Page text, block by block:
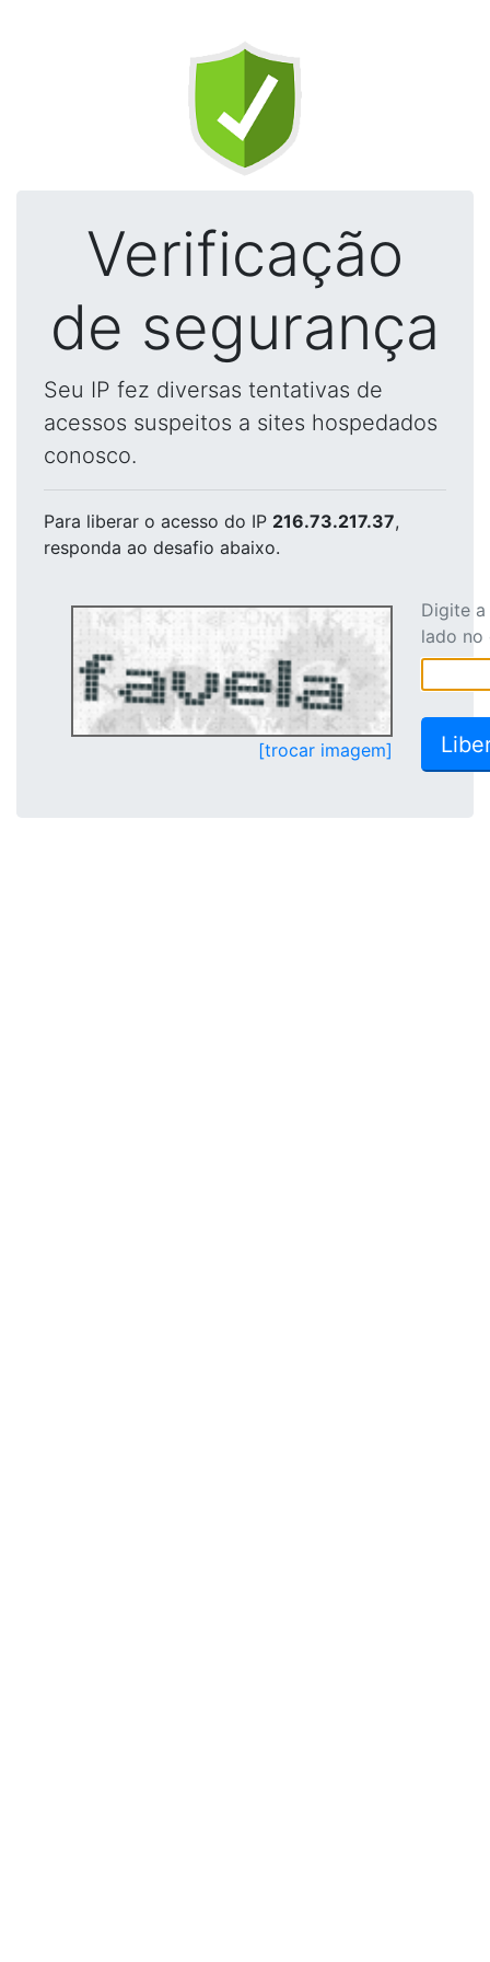
Verificação
de segurança
Seu IP fez diversas tentativas de
acessos suspeitos a sites hospedados
conosco.
Para liberar o acesso do IP 216.73.217.37,
responda ao desafio abaixo.
[trocar imagem]
Digite
lado no